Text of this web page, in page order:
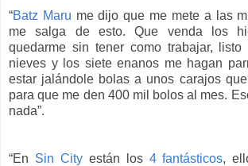
“Batz Maru me dijo que me mete a las
me salga de esto. Que venda los
quedarme sin tener como trabajar,
nieves y los siete enanos me hagan
estar jalándole bolas a unos carajos
para que me den 400 mil bolos al mes.
nada”.
“En Sin City están los 4 fantásticos,